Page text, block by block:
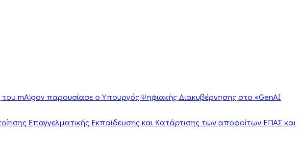
mAigov παρουσίασε ο Υπουργός Ψηφιακής Διακυβέρνησης στο «GenAI
Επαγγελματικής Εκπαίδευσης και Κατάρτισης των αποφοίτων ΕΠΑΣ και